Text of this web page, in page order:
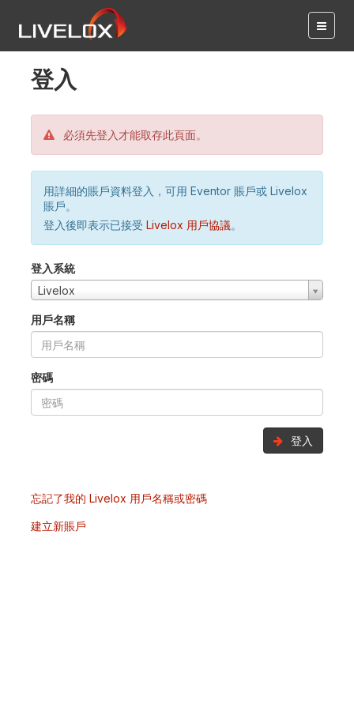
登入
必須先登入才能取存此頁面。
用詳細的賬戶資料登入，可用 Eventor 賬戶或 Livelox
賬戶。
登入後即表示已接受 Livelox 用戶協議。
登入系統
Livelox
用戶名稱
密碼
登入
忘記了我的 Livelox 用戶名稱或密碼
建立新賬戶